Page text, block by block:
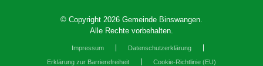
© Copyright 2026 Gemeinde Binswangen.
Alle Rechte vorbehalten.
Impressum
Datenschutzerklärung
Erklärung zur Barrierefreiheit
Cookie-Richtlinie (EU)